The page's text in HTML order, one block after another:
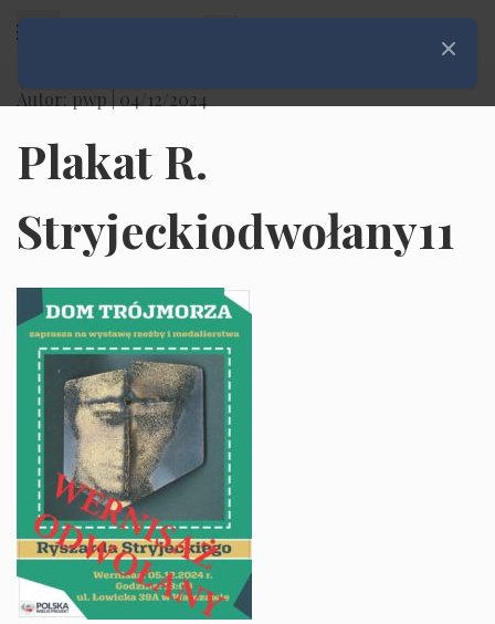
Autor: pwp | 04/12/2024
Plakat R.
Stryjeckiodwołany11
Zamknij